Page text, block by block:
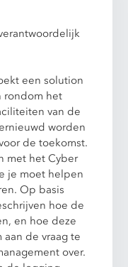
een solution
rondom het
van de
worden
de toekomst.
met het Cyber
je moet helpen
Op basis
hoe de
en hoe deze
de vraag te
over.